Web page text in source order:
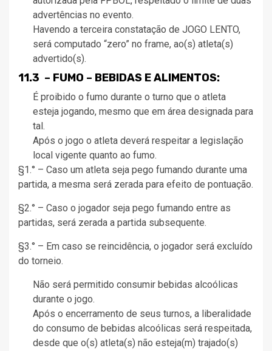
advertências no evento.
Havendo a terceira constatação de JOGO LENTO,
será computado “zero” no frame, ao(s) atleta(s)
advertido(s).
11.3 – FUMO – BEBIDAS E ALIMENTOS:
É proibido o fumo durante o turno que o atleta
esteja jogando, mesmo que em área designada para
tal.
Após o jogo o atleta deverá respeitar a legislação
local vigente quanto ao fumo.
§1.° – Caso um atleta seja pego fumando durante uma
partida, a mesma será zerada para efeito de pontuação.
§2.° – Caso o jogador seja pego fumando entre as
partidas, será zerada a partida subsequente.
§3.° – Em caso se reincidência, o jogador será excluído
do torneio.
Não será permitido consumir bebidas alcoólicas
durante o jogo.
Após o encerramento de seus turnos, a liberalidade
do consumo de bebidas alcoólicas será respeitada,
desde que o(s) atleta(s) não esteja(m) trajado(s)